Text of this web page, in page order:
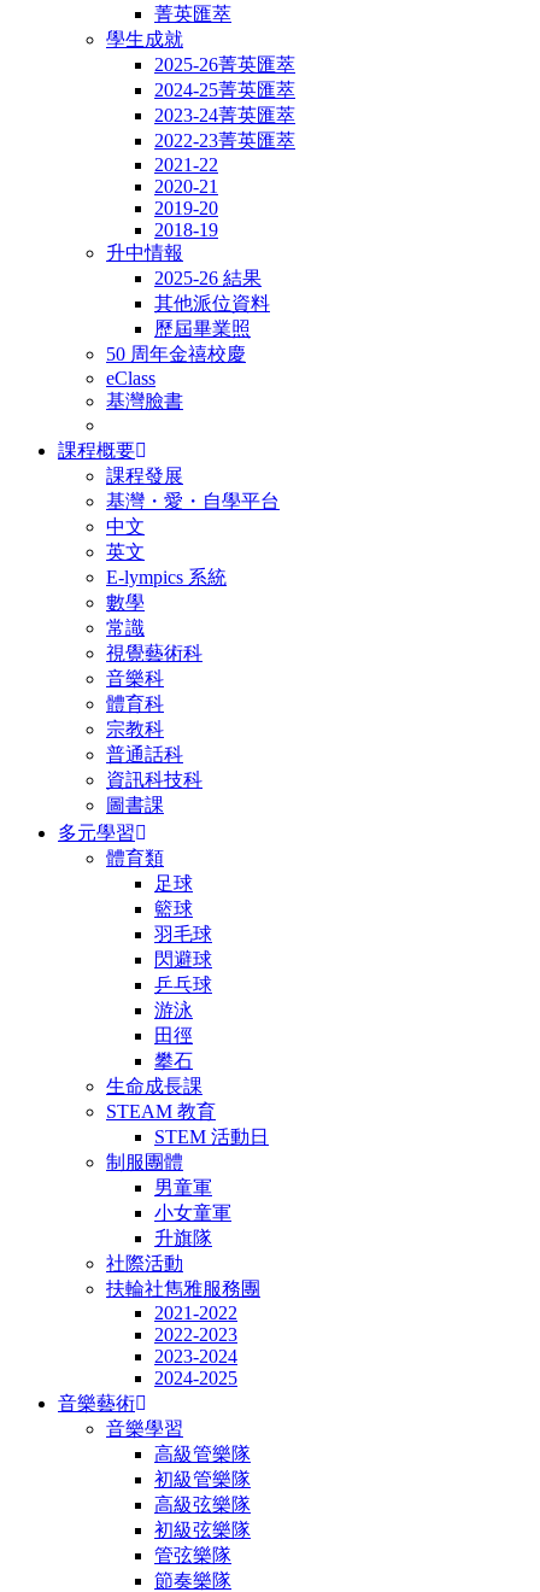
菁英匯萃
學生成就
2025-26菁英匯萃
2024-25菁英匯萃
2023-24菁英匯萃
2022-23菁英匯萃
2021-22
2020-21
2019-20
2018-19
升中情報
2025-26 結果
其他派位資料
歷屆畢業照
50 周年金禧校慶
eClass
基灣臉書
課程概要
課程發展
基灣・愛・自學平台
中文
英文
E-lympics 系統
數學
常識
視覺藝術科
音樂科
體育科
宗教科
普通話科
資訊科技科
圖書課
多元學習
體育類
足球
籃球
羽毛球
閃避球
乒乓球
游泳
田徑
攀石
生命成長課
STEAM 教育
STEM 活動日
制服團體
男童軍
小女童軍
升旗隊
社際活動
扶輪社雋雅服務團
2021-2022
2022-2023
2023-2024
2024-2025
音樂藝術
音樂學習
高級管樂隊
初級管樂隊
高級弦樂隊
初級弦樂隊
管弦樂隊
節奏樂隊